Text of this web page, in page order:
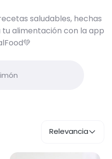
saludables, hechas
alimentación con la app
Relevancia